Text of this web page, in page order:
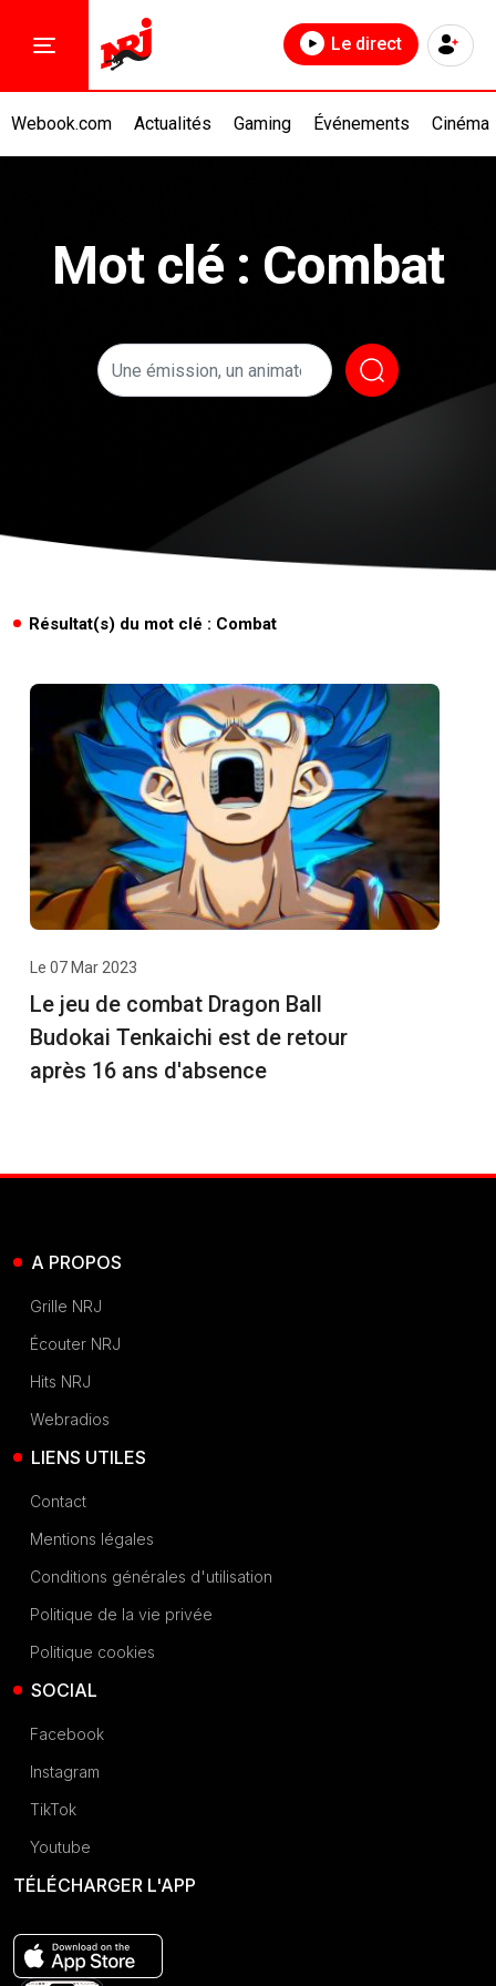
Webook.com Actualités Gaming Événements Cinéma
Le direct
Mot clé : Combat
Résultat(s) du mot clé : Combat
Le 07 Mar 2023
Le jeu de combat Dragon Ball
Budokai Tenkaichi est de retour
après 16 ans d'absence
A PROPOS
Grille NRJ
Écouter NRJ
Hits NRJ
Webradios
LIENS UTILES
Contact
Mentions légales
Conditions générales d'utilisation
Politique de la vie privée
Politique cookies
SOCIAL
Facebook
Instagram
TikTok
Youtube
TÉLÉCHARGER L'APP